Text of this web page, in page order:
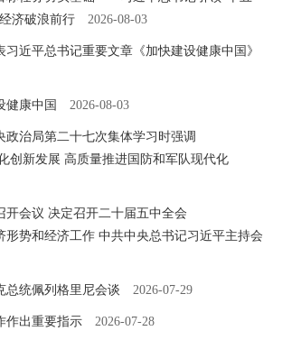
济破浪前行
2026-08-03
习近平总书记重要文章《加快建设健康中国》
健康中国 2026-08-03
政治局第二十七次集体学习时强调
创新发展 高质量推进国防和军队现代化
开会议 决定召开二十届五中全会
形势和经济工作 中共中央总书记习近平主持会
总统佩列格里尼会谈 2026-07-29
作出重要指示 2026-07-28